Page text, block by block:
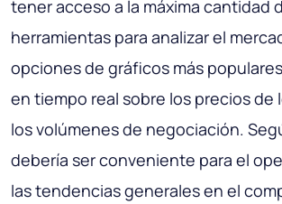
tener acceso a la máxima cantidad
herramientas para analizar el
opciones de gráficos más
en tiempo real sobre los precios de
los volúmenes de negociación.
debería ser conveniente para el
las tendencias generales en el